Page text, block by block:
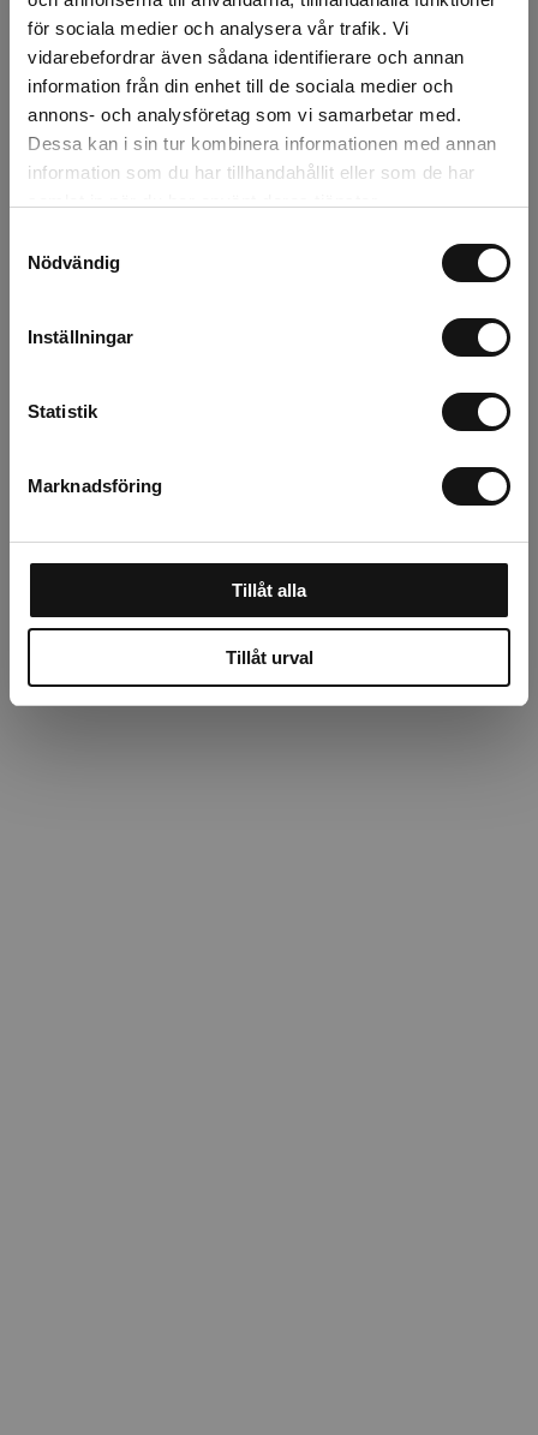
för sociala medier och analysera vår trafik. Vi
vidarebefordrar även sådana identifierare och annan
information från din enhet till de sociala medier och
annons- och analysföretag som vi samarbetar med.
Dessa kan i sin tur kombinera informationen med annan
information som du har tillhandahållit eller som de har
Nödvändig
Inställningar
Statistik
Marknadsföring
Tillåt alla
Tillåt urval
Snabba leveranser
Kvalitetsprodukter
Över 30 år i branschen!
Lagerstatus
Årsta 0 st
Rotebro
Uppsala
Recensioner